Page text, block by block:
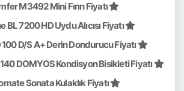
M3492 Mini Fırın Fiyatı
BL 7200 HD Uydu Alıcısı Fiyatı
100 D/S A+ Derin Dondurucu Fiyatı
DOMYOS Kondisyon Bisikleti Fiyatı
Sonata Kulaklık Fiyatı